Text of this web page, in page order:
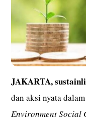
JAKARTA,
dan aksi nyata
Environment Social